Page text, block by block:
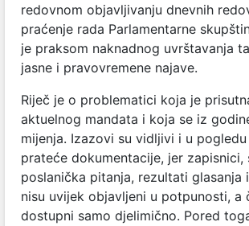
redovnom objavljivanju dnevnih
praćenje rada Parlamentarne
je praksom naknadnog uvrštavanja
jasne i pravovremene najave.
Riječ je o problematici koja je
aktuelnog mandata i koja se iz
mijenja. Izazovi su vidljivi i u
prateće dokumentacije, jer zapisnici,
poslanička pitanja, rezultati glasanja
nisu uvijek objavljeni u potpunosti, a
dostupni samo djelimično. Pored